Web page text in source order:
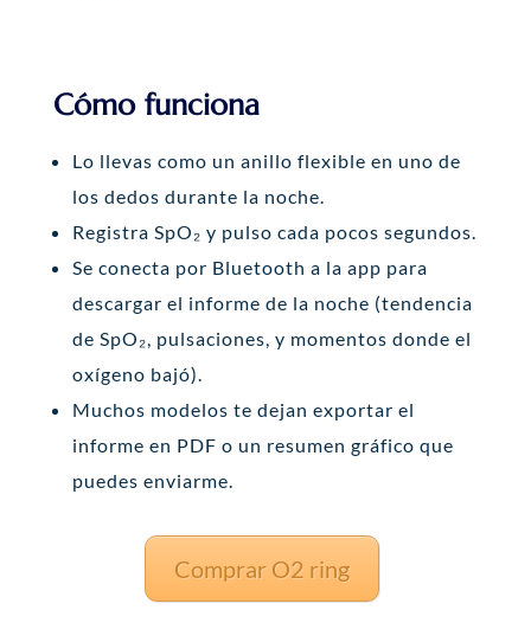
Cómo funciona
Lo llevas como un anillo flexible en uno de
los dedos durante la noche.
Registra SpO₂ y pulso cada pocos segundos.
Se conecta por Bluetooth a la app para
descargar el informe de la noche (tendencia
de SpO₂, pulsaciones, y momentos donde el
oxígeno bajó).
Muchos modelos te dejan exportar el
informe en PDF o un resumen gráfico que
puedes enviarme.
Comprar O2 ring